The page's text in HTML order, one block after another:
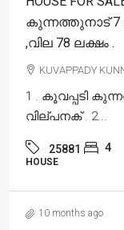
കുന്നത്തുനാട് 7
,വില 78 ലക്ഷം .
KUVAPPADY
1 . കൂവപ്പടി
വില്പനക് . 2...
25881 4
HOUSE
10 months ago